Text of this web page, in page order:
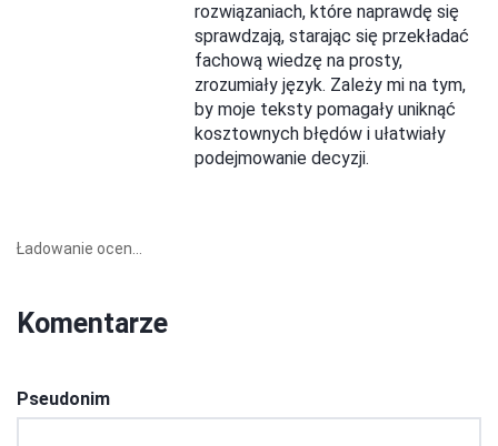
rozwiązaniach, które naprawdę się
sprawdzają, starając się przekładać
fachową wiedzę na prosty,
zrozumiały język. Zależy mi na tym,
by moje teksty pomagały uniknąć
kosztownych błędów i ułatwiały
podejmowanie decyzji.
Ładowanie ocen...
Komentarze
Pseudonim